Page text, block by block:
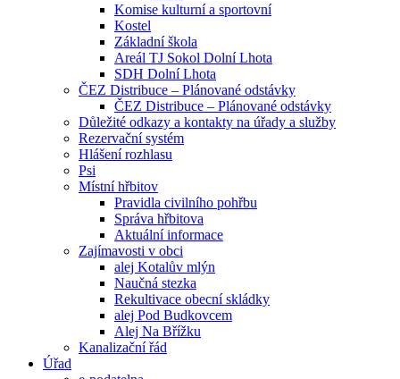
Komise kulturní a sportovní
Kostel
Základní škola
Areál TJ Sokol Dolní Lhota
SDH Dolní Lhota
ČEZ Distribuce – Plánované odstávky
ČEZ Distribuce – Plánované odstávky
Důležité odkazy a kontakty na úřady a služby
Rezervační systém
Hlášení rozhlasu
Psi
Místní hřbitov
Pravidla civilního pohřbu
Správa hřbitova
Aktuální informace
Zajímavosti v obci
alej Kotalův mlýn
Naučná stezka
Rekultivace obecní skládky
alej Pod Budkovcem
Alej Na Břížku
Kanalizační řád
Úřad